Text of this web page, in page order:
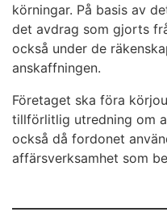
körningar. På basis av
det avdrag som gjorts
också under de
anskaffningen.
Företaget ska föra
tillförlitlig utredning om
också då fordonet
affärsverksamhet som